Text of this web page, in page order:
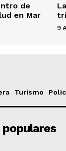
de
en Mar
9
Turismo